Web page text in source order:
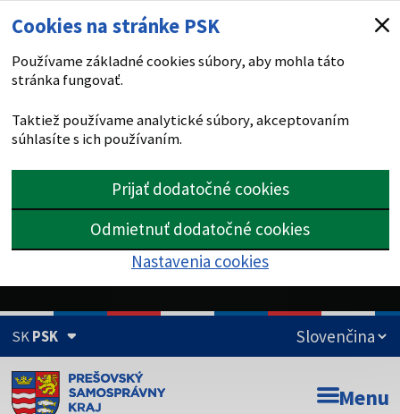
Cookies na stránke PSK
Používame základné cookies súbory, aby mohla táto
stránka fungovať.
Taktiež používame analytické súbory, akceptovaním
súhlasíte s ich používaním.
Prijať dodatočné cookies
Odmietnuť dodatočné cookies
Nastavenia cookies
SKPSK
Doména psk.sk je oficiálna Menu